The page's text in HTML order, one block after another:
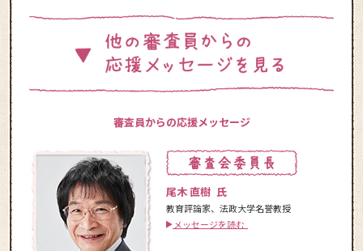
審査員からの応援メッセージ
尾木 直樹 氏
教育評論家、法政大学名誉教授
メッセージを読む